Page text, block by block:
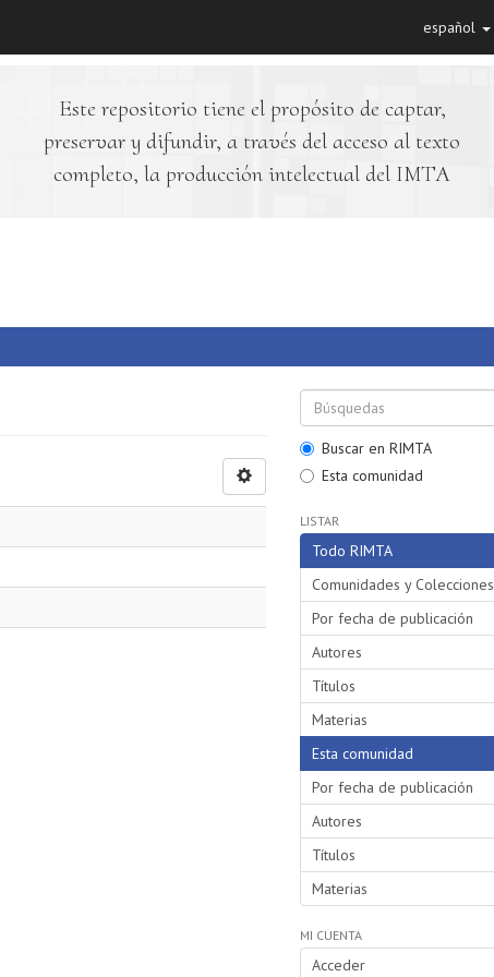
español
Este repositorio tiene el propósito de captar,
preservar y difundir, a través del acceso al texto
completo, la producción intelectual del IMTA
Buscar en RIMTA
Esta comunidad
LISTAR
Todo RIMTA
Comunidades y Colecciones
Por fecha de publicación
Autores
Títulos
Materias
Esta comunidad
Por fecha de publicación
Autores
Títulos
Materias
MI CUENTA
Acceder